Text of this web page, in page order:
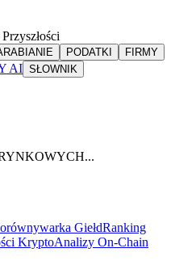
PODATKI
FIRMY
AI SŁOWNIK
GiełdRanking
KryptoAnalizy On-Chain